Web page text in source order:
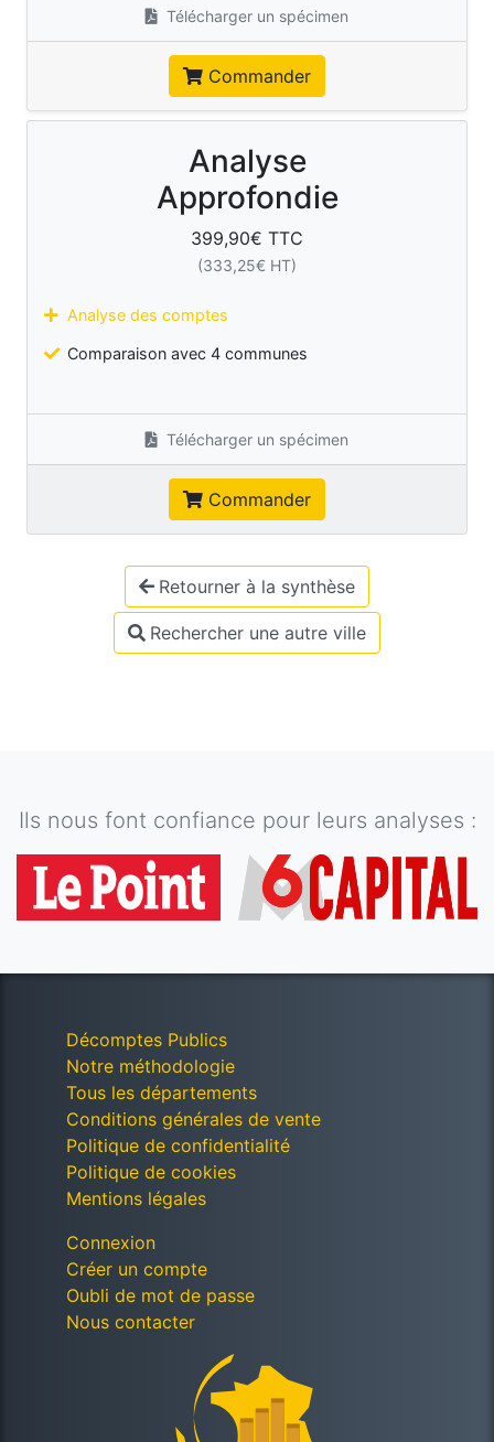
Télécharger un spécimen
Commander
Analyse
Approfondie
399,90€ TTC
(333,25€ HT)
Analyse des comptes
Comparaison avec 4 communes
Télécharger un spécimen
Commander
Retourner à la synthèse
Rechercher une autre ville
Ils nous font confiance pour leurs analyses :
Décomptes Publics
Notre méthodologie
Tous les départements
Conditions générales de vente
Politique de confidentialité
Politique de cookies
Mentions légales
Connexion
Créer un compte
Oubli de mot de passe
Nous contacter